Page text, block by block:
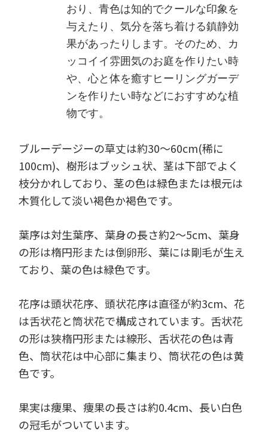
おり、青色は知的でクールな印象を
与えたり、気分を落ち着ける鎮静効
果があったりします。そのため、カ
ッコイイ雰囲気のお庭を作りたい時
や、心と体を癒すヒーリングガーデ
ンを作りたい時などにおすすめな植
物です。
ブルーデージーの草丈は約30～60cm(稀に
100cm)、樹形はブッシュ状、茎は下部でよく
枝分かれしており、茎の色は緑色または根元は
木質化して淡い褐色か褐色です。
葉序は対生葉序、葉身の長さ約2～5cm、葉身
の形は楕円形または倒卵形、葉には剛毛が生え
ており、葉の色は緑色です。
花序は頭状花序、頭状花序は直径が約3cm、花
は舌状花と筒状花で構成されています。舌状花
の形は狭楕円形または線形、舌状花の色は青
色、筒状花は中心部に集まり、筒状花の色は黄
色です。
果実は痩果、痩果の長さは約0.4cm、長い白色
の冠毛がついています。